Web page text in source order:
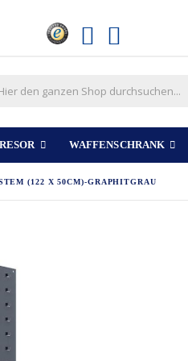
WAFFENSCHRANK
(122 X 50CM)-GRAPHITGRAU